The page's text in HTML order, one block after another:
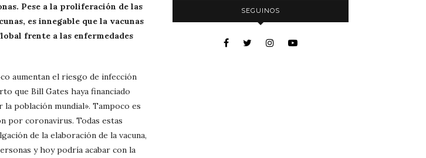
Pese a la proliferación de las
es innegable que la vacunas
frente a las enfermedades
aumentan el riesgo de infección
que Bill Gates haya financiado
población mundial». Tampoco es
por coronavirus. Todas estas
de la elaboración de la vacuna,
y hoy podría acabar con la
SEGUINOS